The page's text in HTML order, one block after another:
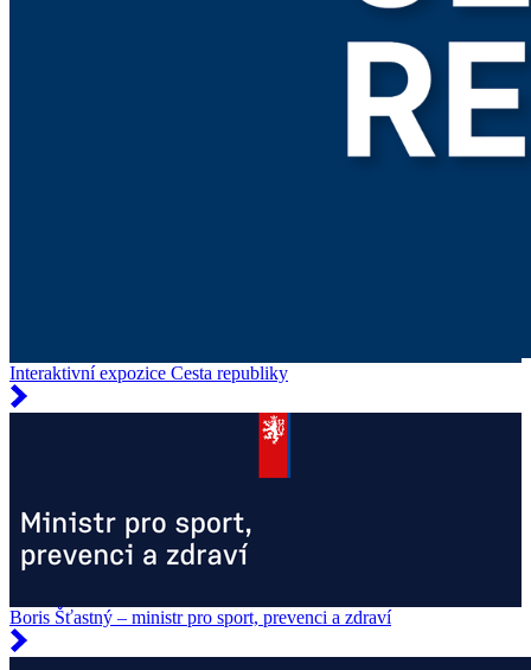
Interaktivní expozice Cesta republiky
Boris Šťastný – ministr pro sport, prevenci a zdraví